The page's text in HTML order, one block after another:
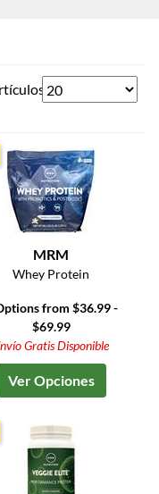
MRM
Whey Protein
from $36.99 -
$69.99
Gratis Disponible
Ver Opciones